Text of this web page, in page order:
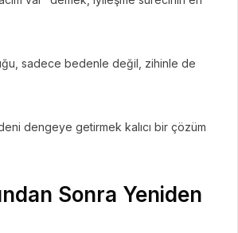
sadece bedenle değil, zihinle de
dengeye getirmek kalıcı bir çözüm
Sonra Yeniden